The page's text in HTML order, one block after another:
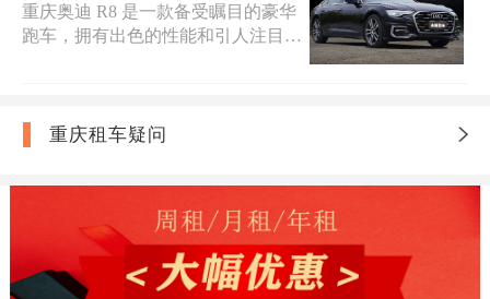
车接送服务 24小时，提供发票，签订
正规合同，保险齐全，支持跨城用车!
重庆奥迪 R8 是一款备受瞩目的豪华
跑车，拥有出色的性能和引人注目的
奥迪r8租车一天多少钱？在重庆市租
是2500-3000元。
重庆租车疑问